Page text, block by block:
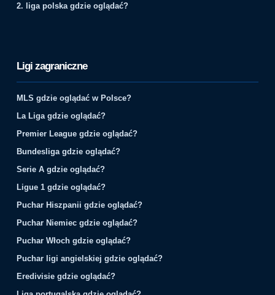
2. liga polska gdzie oglądać?
Ligi zagraniczne
MLS gdzie oglądać w Polsce?
La Liga gdzie oglądać?
Premier League gdzie oglądać?
Bundesliga gdzie oglądać?
Serie A gdzie oglądać?
Ligue 1 gdzie oglądać?
Puchar Hiszpanii gdzie oglądać?
Puchar Niemiec gdzie oglądać?
Puchar Włoch gdzie oglądać?
Puchar ligi angielskiej gdzie oglądać?
Eredivisie gdzie oglądać?